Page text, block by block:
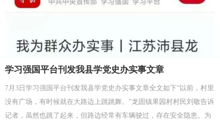
学习强国平台刊发我县学党史办实事文章
7月3日学习强国平台刊发我县学党史办实事文章全文如下“以前，村里
没有广场，有时候就在大路边上跳跳舞。”龙固镇果园村村民刘敬告诉
记者，虽然也跳了起来，但路边经常有车辆驶过，存在安全隐患。为